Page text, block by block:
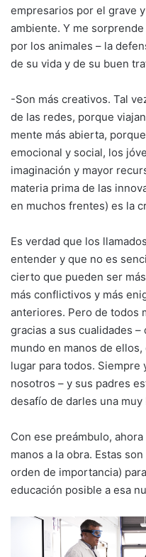
empresarios por el grave
ambiente. Y me
por los animales – la
de su vida y de su buen
-Son más creativos. Tal
de las redes, porque
mente más abierta,
emocional y social, los
imaginación y mayor
materia prima de las
en muchos frentes) es la
Es verdad que los
entender y que no es
cierto que pueden ser
más conflictivos y más
anteriores. Pero de todos
gracias a sus cualidades
mundo en manos de
lugar para todos. Siempre
nosotros – y sus padres
desafío de darles una
Con ese preámbulo,
manos a la obra. Estas
orden de importancia)
educación posible a esa